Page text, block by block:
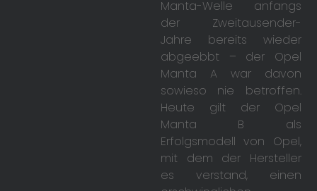
Manta-Welle anfangs
der Zweitausender-
Jahre bereits wieder
abgeebbt – der Opel
Manta A war davon
sowieso nie betroffen.
Heute gilt der Opel
Manta B als
Erfolgsmodell von Opel,
mit dem der Hersteller
es verstand, einen